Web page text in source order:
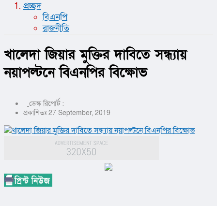
প্রচ্ছদ
বিএনপি
রাজনীতি
খালেদা জিয়ার মুক্তির দাবিতে সন্ধ্যায়
নয়াপল্টনে বিএনপির বিক্ষোভ
ডেস্ক রিপোর্ট :
প্রকাশিতঃ 27 September, 2019